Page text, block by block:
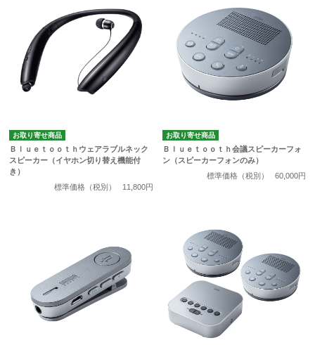
お取り寄せ商品
Ｂｌｕｅｔｏｏｔｈウェアラブルネック
スピーカー（イヤホン切り替え機能付
き）
標準価格（税別）
11,800円
お取り寄せ商品
Ｂｌｕｅｔｏｏｔｈ会議スピーカーフォ
ン（スピーカーフォンのみ）
標準価格（税別）
60,000円